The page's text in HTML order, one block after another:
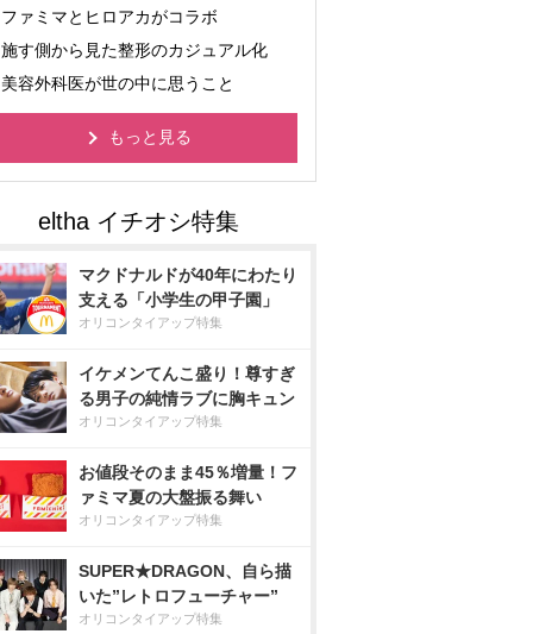
ファミマとヒロアカがコラボ
施す側から見た整形のカジュアル化
美容外科医が世の中に思うこと
もっと見る
マクドナルドが40年にわたり
支える「小学生の甲子園」
オリコンタイアップ特集
イケメンてんこ盛り！尊すぎ
る男子の純情ラブに胸キュン
オリコンタイアップ特集
お値段そのまま45％増量！フ
ァミマ夏の大盤振る舞い
オリコンタイアップ特集
SUPER★DRAGON、自ら描
いた”レトロフューチャー”
オリコンタイアップ特集